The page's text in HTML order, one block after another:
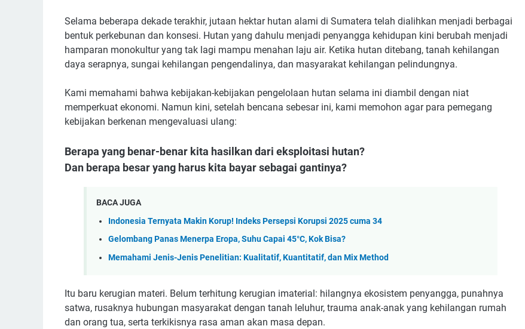
Selama beberapa dekade terakhir, jutaan hektar hutan alami di Sumatera telah dialihkan menjadi berbagai
bentuk perkebunan dan konsesi. Hutan yang dahulu menjadi penyangga kehidupan kini berubah menjadi
hamparan monokultur yang tak lagi mampu menahan laju air. Ketika hutan ditebang, tanah kehilangan
daya serapnya, sungai kehilangan pengendalinya, dan masyarakat kehilangan pelindungnya.
Kami memahami bahwa kebijakan-kebijakan pengelolaan hutan selama ini diambil dengan niat
memperkuat ekonomi. Namun kini, setelah bencana sebesar ini, kami memohon agar para pemegang
kebijakan berkenan mengevaluasi ulang:
Berapa yang benar-benar kita hasilkan dari eksploitasi hutan?
Dan berapa besar yang harus kita bayar sebagai gantinya?
BACA JUGA
Indonesia Ternyata Makin Korup! Indeks Persepsi Korupsi 2025 cuma 34
Gelombang Panas Menerpa Eropa, Suhu Capai 45°C, Kok Bisa?
Memahami Jenis-Jenis Penelitian: Kualitatif, Kuantitatif, dan Mix Method
Itu baru kerugian materi. Belum terhitung kerugian imaterial: hilangnya ekosistem penyangga, punahnya
satwa, rusaknya hubungan masyarakat dengan tanah leluhur, trauma anak-anak yang kehilangan rumah
dan orang tua, serta terkikisnya rasa aman akan masa depan.